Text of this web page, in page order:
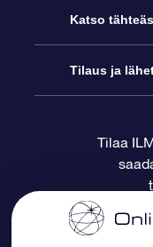
Ota meihin
Blogi
Arvostelut
Online Star -
OSR-
OSR-
Yrityslahjat
Katso
Star Register
One Million
Tilaus ja
Maksutiedot
Toimitustiedot
Tilaa